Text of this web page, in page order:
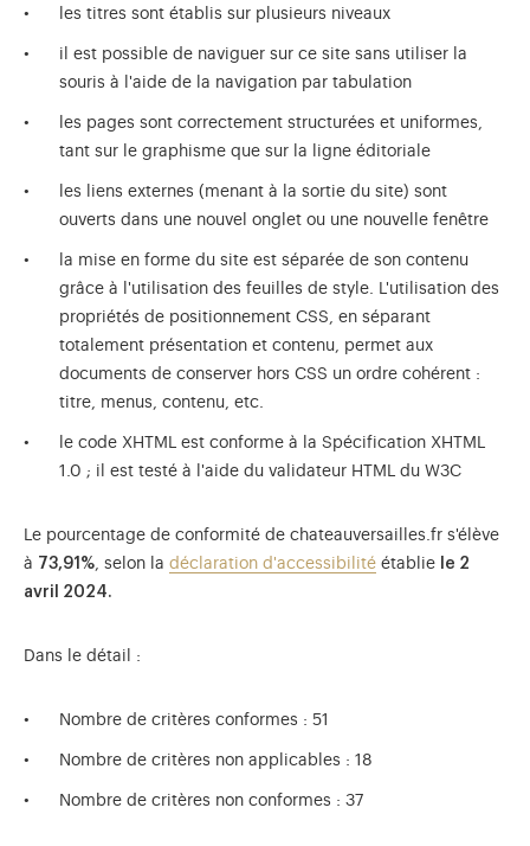
les titres sont établis sur plusieurs niveaux
il est possible de naviguer sur ce site sans utiliser la
souris à l'aide de la navigation par tabulation
les pages sont correctement structurées et uniformes,
tant sur le graphisme que sur la ligne éditoriale
les liens externes (menant à la sortie du site) sont
ouverts dans une nouvel onglet ou une nouvelle fenêtre
la mise en forme du site est séparée de son contenu
grâce à l'utilisation des feuilles de style. L'utilisation des
propriétés de positionnement CSS, en séparant
totalement présentation et contenu, permet aux
documents de conserver hors CSS un ordre cohérent :
titre, menus, contenu, etc.
le code XHTML est conforme à la Spécification XHTML
1.0 ; il est testé à l'aide du validateur HTML du W3C
Le pourcentage de conformité de chateauversailles.fr s'élève
à 73,91%, selon la déclaration d'accessibilité établie
le 2
avril 2024.
Dans le détail :
Nombre de critères conformes : 51
Nombre de critères non applicables : 18
Nombre de critères non conformes : 37